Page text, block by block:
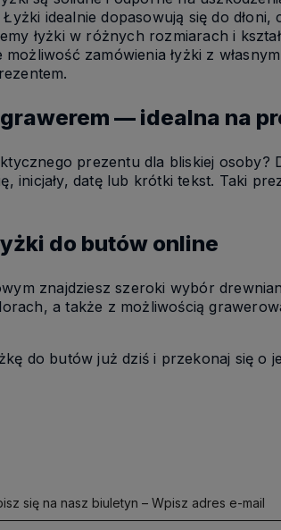
Łyżki idealnie dopasowują się do
łyżki w różnych rozmiarach i
możliwość zamówienia łyżki z
— idealna na
prezentu dla bliskiej
inicjały, datę lub krótki tekst. Taki
do butów online
znajdziesz szeroki wybór
a także z możliwością
do butów już dziś i przekonaj się o
się na nasz biuletyn – Wpisz adres e-mail